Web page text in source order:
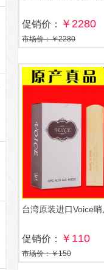
促销价： ￥2280
市场价：￥2280
台湾原装进口Voice哨
促销价： ￥110
市场价：￥150